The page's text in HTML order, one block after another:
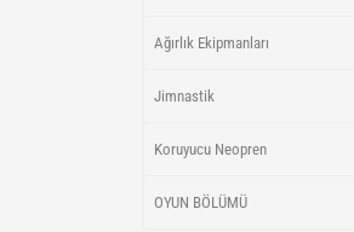
Ağırlık Ekipmanları
Jimnastik
Koruyucu Neopren
OYUN BÖLÜMÜ